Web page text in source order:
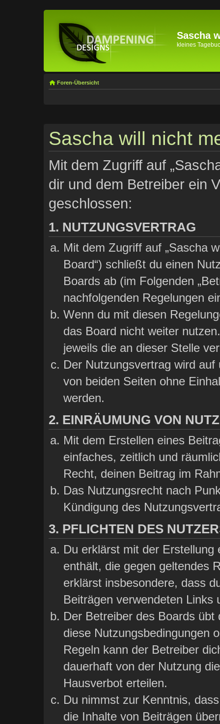
Sascha
kleines
Foren-Übersicht
Sascha will nicht
Mit dem Zugriff auf
dir und dem Betreiber ein
geschlossen:
1. NUTZUNGSVERTRAG
Mit dem Zugriff auf „Sascha
Board“) schließt du einen
Boards ab (im Folgenden
nachfolgenden Regelungen
Wenn du mit diesen
das Board nicht weiter
jeweils die an dieser Stelle
Der Nutzungsvertrag wird
von beiden Seiten ohne
werden.
2. EINRÄUMUNG VON
Mit dem Erstellen eines
einfaches, zeitlich und
Recht, deinen Beitrag im
Das Nutzungsrecht nach
Kündigung des
3. PFLICHTEN DES
Du erklärst mit der
enthält, die gegen geltendes
erklärst insbesondere, dass
Beiträgen verwendeten Links
Der Betreiber des Boards
diese Nutzungsbedingungen
Regeln kann der Betreiber
dauerhaft von der Nutzung
Hausverbot erteilen.
Du nimmst zur Kenntnis,
die Inhalte von Beiträgen